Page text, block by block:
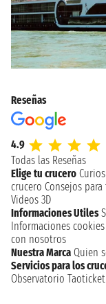
Reseñas
4.9
Todas las Reseñas
Elige tu crucero
crucero Consejos
Videos 3D
Informaciones Utiles
Informaciones cookies
con nosotros
Nuestra Marca Quien
Servicios para los
Observatorio Taoticket